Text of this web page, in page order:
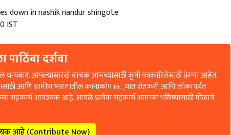
down in nashik nandur shingote
IST
दर्शवा
धन्यवाद. आपल्यासारखे वाचक आमच्यासाठी कृषी पत्रकारितेसाठी प्रेरणा आहेत.
आणि ग्रामीण भारतातील कानाकोप in्यात शेतकरी आणि लोकांपर्यंत
सहकार्य आवश्यक आहे. आपले प्रत्येक सहकार्य आमच्या भविष्यासाठी मोलाचे
आहे (Contribute Now)